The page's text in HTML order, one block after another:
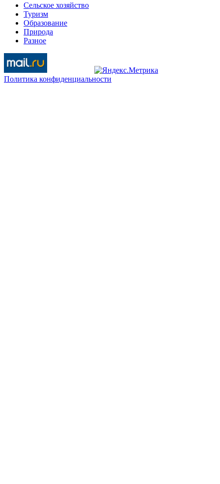
Сельское хозяйство
Туризм
Образование
Природа
Разное
Политика конфиденциальности